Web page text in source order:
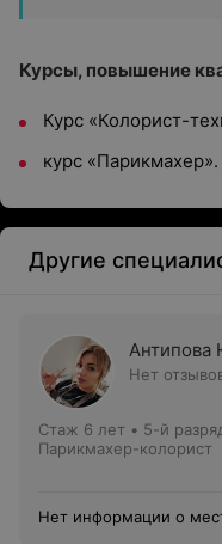
Курсы, повышение
Курс «Колорист-
курс «Парикмахер».
Другие
Антипова
Нет
Стаж 6 лет • 5-й
Парикмахер-колорист
Нет информации о